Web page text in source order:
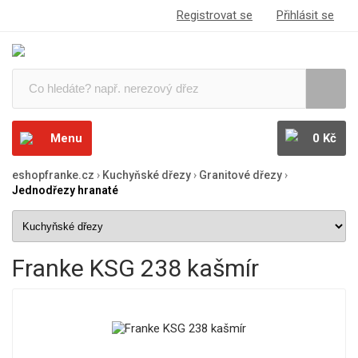
Registrovat se Přihlásit se
Menu 0 Kč
eshopfranke.cz › Kuchyňské dřezy› Granitové dřezy›
Jednodřezy hranaté
Franke KSG 238 kašmír